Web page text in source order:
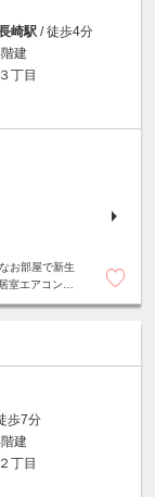
崎駅 / 徒歩4分
建
丁目
お部屋で新生
室エアコン付
歩7分
建
丁目